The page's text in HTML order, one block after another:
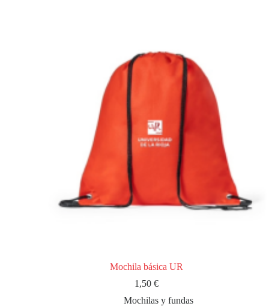
Mochila básica UR
1,50 €
Mochilas y fundas